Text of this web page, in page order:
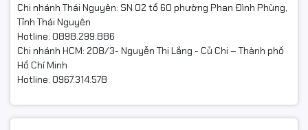
Chi nhánh Thái Nguyên: SN 02 tổ 60 phường Phan Đình Phùng,
Tỉnh Thái Nguyên
Hotline: 0898.299.886
Chi nhánh HCM: 208/3- Nguyễn Thị Lắng - Củ Chi – Thành phố
Hồ Chí Minh
Hotline: 0967.314.578